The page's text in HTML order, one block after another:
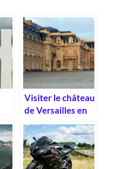
Visiter le château
de Versailles en
France.